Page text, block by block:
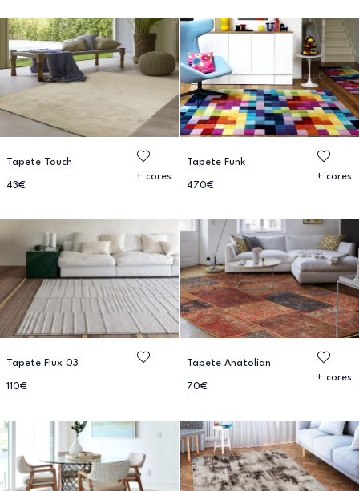
Tapete Touch
43€
+ cores
Tapete Funk
470€
+ cores
Tapete Flux 03
110€
Tapete Anatolian
70€
+ cores